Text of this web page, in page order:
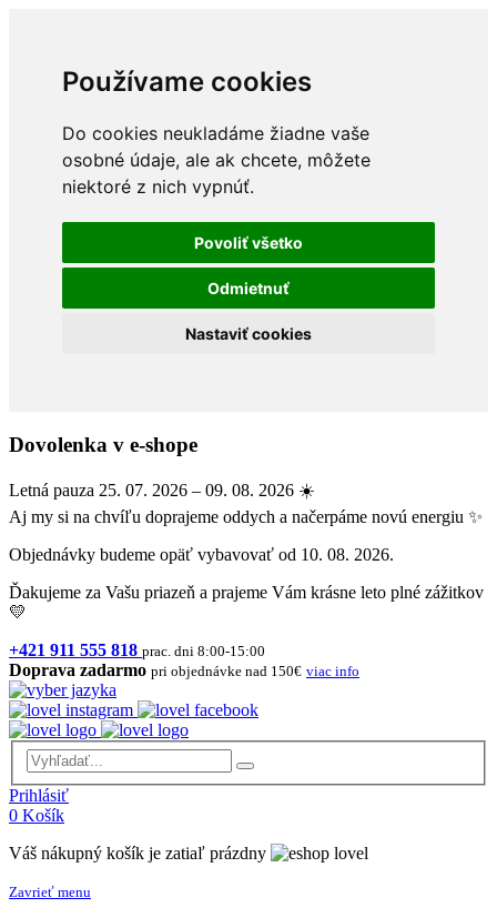
Používame cookies
Do cookies neukladáme žiadne vaše
osobné údaje, ale ak chcete, môžete
niektoré z nich vypnúť.
Povoliť všetko
Odmietnuť
Nastaviť cookies
Dovolenka v e-shope
Letná pauza 25. 07. 2026 – 09. 08. 2026 ☀️
Aj my si na chvíľu doprajeme oddych a načerpáme novú energiu ✨
Objednávky budeme opäť vybavovať od 10. 08. 2026.
Ďakujeme za Vašu priazeň a prajeme Vám krásne leto plné zážitkov
💛
+421 911 555 818 prac. dni 8:00-15:00
Doprava zadarmo pri objednávke nad 150€ viac info
Prihlásiť
0 Košík
Váš nákupný košík je zatiaľ prázdny
Zavrieť menu